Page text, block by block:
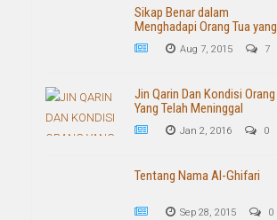
Sikap Benar dalam
Menghadapi Orang Tua yang
Buruk dan Kasar
Aug 7, 2015 7
Jin Qarin Dan Kondisi Orang
Yang Telah Meninggal
Jan 2, 2016 0
Tentang Nama Al-Ghifari
Sep 28, 2015 0